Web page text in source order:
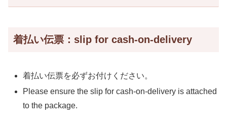
着払い伝票：slip for cash-on-delivery
着払い伝票を必ずお付けください。
Please ensure the slip for cash-on-delivery is attached
to the package.